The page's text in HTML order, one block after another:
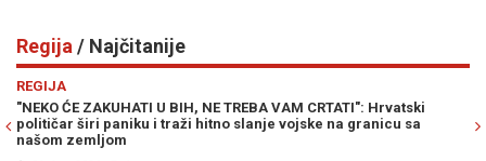
Regija / Najčitanije
sa
SVJESNA PROVOKACIJA PREDSJEDNIKA SRBIJE: Vučić
naziv entiteta, a ime države prešutio (VIDEO)
03. Avg. 2026